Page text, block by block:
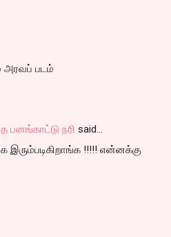
படம்
பனங்காட்டு நரி said…
!!!!! என்னக்கு